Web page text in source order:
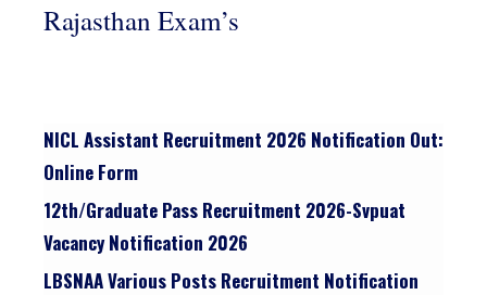
Rajasthan Exam’s
NICL Assistant Recruitment 2026 Notification Out:
Online Form
12th/graduate Pass Recruitment 2026-Svpuat
Vacancy Notification 2026
LBSNAA Various Posts Recruitment Notification